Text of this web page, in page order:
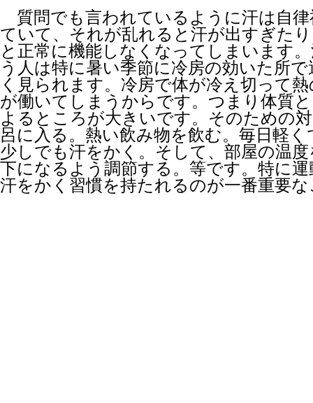
質問でも言われているように汗は自
ていて、それが乱れると汗が出すぎた
と正常に機能しなくなってしまいます
う人は特に暑い季節に冷房の効いた所
く見られます。冷房で体が冷え切って
が働いてしまうからです。つまり体質
よるところが大きいです。そのための
呂に入る。熱い飲み物を飲む。毎日軽
少しでも汗をかく。そして、部屋の温
下になるよう調節する。等です。特に
汗をかく習慣を持たれるのが一番重要